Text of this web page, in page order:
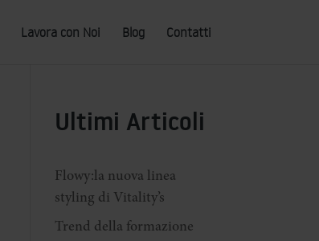
Lavora con Noi Blog Contatti
Ultimi Articoli
Flowy:la nuova linea
styling di Vitality’s
Trend della formazione